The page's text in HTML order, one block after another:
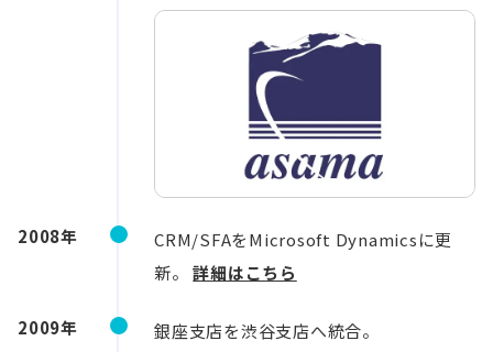
2008年
CRM/SFAをMicrosoft Dynamicsに更
新。詳細はこちら
2009年
銀座支店を渋谷支店へ統合。